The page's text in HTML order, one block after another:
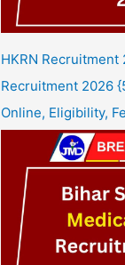
HKRN Recruitment
Recruitment 2026
Online, Eligibility,